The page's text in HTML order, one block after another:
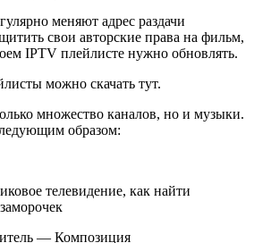
меняют адрес раздачи
свои авторские права на фильм,
IPTV плейлисте нужно обновлять.
можно скачать тут.
множество каналов, но и музыки.
образом:
телевидение, как найти
— Композиция